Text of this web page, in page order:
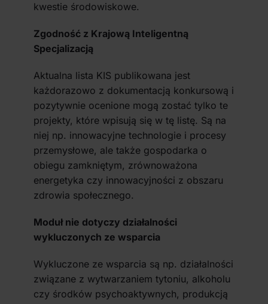
kwestie środowiskowe.
Zgodność z Krajową Inteligentną
Specjalizacją
Aktualna lista KIS publikowana jest
każdorazowo z dokumentacją konkursową i
pozytywnie ocenione mogą zostać tylko te
projekty, które wpisują się w tę listę. Są na
niej np. innowacyjne technologie i procesy
przemysłowe, ale także gospodarka o
obiegu zamkniętym, zrównoważona
energetyka czy innowacyjności z obszaru
zdrowia społecznego.
Moduł nie dotyczy działalności
wykluczonych ze wsparcia
Wykluczone ze wsparcia są np. działalności
związane z wytwarzaniem tytoniu, alkoholu
czy środków psychoaktywnych, produkcją